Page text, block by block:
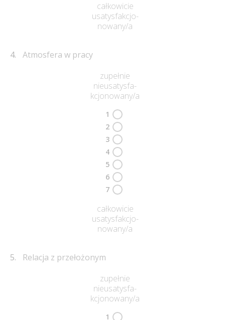
całkowicie
usatysfakcjo-
nowany/a
Atmosfera w pracy
zupełnie
nieusatysfa-
kcjonowany/a
1
2
3
4
5
6
7
całkowicie
usatysfakcjo-
nowany/a
Relacja z przełożonym
zupełnie
nieusatysfa-
kcjonowany/a
1